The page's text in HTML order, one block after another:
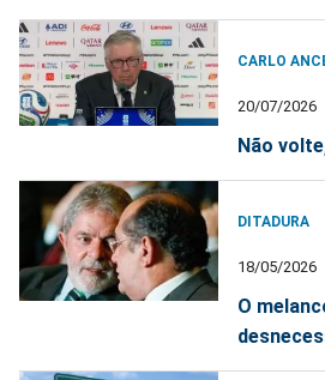
CARLO
20/07/2026
Não
DITADURA
18/05/2026
O